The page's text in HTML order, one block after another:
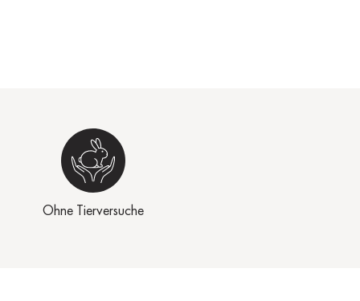
Ohne Tierversuche